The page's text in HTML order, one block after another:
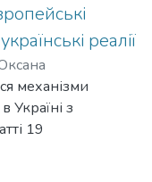
освіти, а з
власне
Широко
Могилянської
як
що застосовує
реалії
механізми
Україні з
19
журналістів